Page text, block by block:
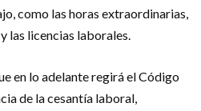
como las horas extraordinarias,
las licencias laborales.
en lo adelante regirá el Código
de la cesantía laboral,